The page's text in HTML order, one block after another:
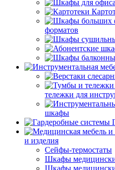
форматов
тележки для
шкафы
и изделия
Сейфы-термостаты
Шкафы
Шкафы